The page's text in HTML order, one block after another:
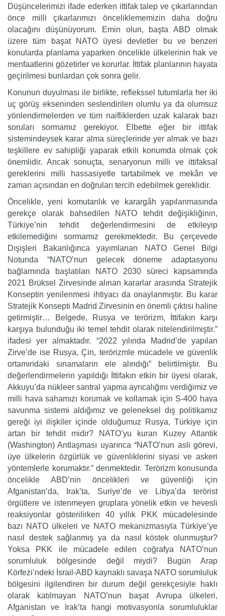
Düşüncelerimizi ifade ederken ittifak talep ve çıkarlarından
önce milli çıkarlarımızı önceliklememizin daha doğru
olacağını düşünüyorum. Emin olun, başta ABD olmak
üzere tüm başat NATO üyesi devletler bu ve benzeri
konularda planlama yaparken öncelikle ülkelerinin hak ve
menfaatlerini gözetirler ve korurlar. İttifak planlarının hayata
geçirilmesi bunlardan çok sonra gelir.
Konunun duyulması ile birlikte, reflekssel tutumlarla her iki
uç görüş ekseninden seslendirilen olumlu ya da olumsuz
yönlendirmelerden ve tüm naifliklerden uzak kalarak bazı
soruları sormamız gerekiyor. Elbette eğer bir ittifak
sistemindeysek karar alma süreçlerinde yer almak ve bazı
teşkillere ev sahipliği yaparak etkili konumda olmak çok
önemlidir. Ancak sonuçta, senaryonun milli ve ittifaksal
gereklerini milli hassasiyetle tartabilmek ve mekân ve
zaman açısından en doğruları tercih edebilmek gereklidir.
Öncelikle, yeni komutanlık ve karargâh yapılanmasında
gerekçe olarak bahsedilen NATO tehdit değişikliğinin,
Türkiye’nin tehdit değerlendirmesini de etkileyip
etkilemediğini sormamız gerekmektedir. Bu çerçevede
Dışişleri Bakanlığınca yayımlanan NATO Genel Bilgi
Notunda “NATO’nun gelecek döneme adaptasyonu
bağlamında başlatılan NATO 2030 süreci kapsamında
2021 Brüksel Zirvesinde alınan kararlar arasında Stratejik
Konseptin yenilenmesi ihtiyacı da onaylanmıştır. Bu karar
Stratejik Konsepti Madrid Zirvesinin en önemli çıktısı haline
getirmiştir… Belgede, Rusya ve terörizm, İttifakın karşı
karşıya bulunduğu iki temel tehdit olarak nitelendirilmiştir.”
ifadesi yer almaktadır. “2022 yılında Madrid’de yapılan
Zirve’de ise Rusya, Çin, terörizmle mücadele ve güvenlik
ortamındaki sınamaların ele alındığı” belirtilmiştir. Bu
değerlendirmelerin yapıldığı İttifakın etkin bir üyesi olarak,
Akkuyu’da nükleer santral yapma ayrıcalığını verdiğimiz ve
milli hava sahamızı korumak ve kollamak için S-400 hava
savunma sistemi aldığımız ve geleneksel dış politikamız
gereği iyi ilişkiler içinde olduğumuz Rusya, Türkiye için
artan bir tehdit midir? NATO’yu kuran Kuzey Atlantik
(Washington) Antlaşması uyarınca “NATO’nun asli görevi,
üye ülkelerin özgürlük ve güvenliklerini siyasi ve askeri
yöntemlerle korumaktır.” denmektedir. Terörizm konusunda
öncelikle ABD’nin öncelikleri ve güvenliği için
Afganistan’da, Irak’ta, Suriye’de ve Libya’da terörist
örgütlere ve istenmeyen gruplara yönelik etkin ve hevesli
reaksiyonlar gösterilirken 40 yıllık PKK mücadelesinde
bazı NATO ülkeleri ve NATO mekanizmasıyla Türkiye’ye
nasıl destek sağlanmış ya da nasıl köstek olunmuştur?
Yoksa PKK ile mücadele edilen coğrafya NATO’nun
sorumluluk bölgesinde değil miydi? Bugün Arap
Körfezi’ndeki İsrail-ABD kaynaklı savaşa NATO sorumluluk
bölgesini ilgilendiren bir durum değil gerekçesiyle haklı
olarak katılmayan NATO’nun başat Avrupa ülkeleri,
Afganistan ve Irak’ta hangi motivasyonla sorumluluklar